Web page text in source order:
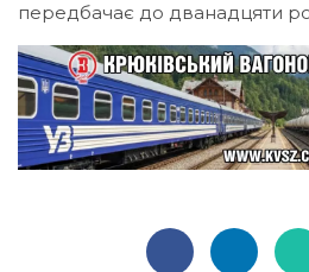
передбачає до дванадцяти